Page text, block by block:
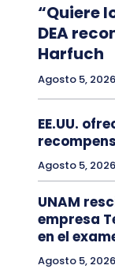
“Quiere
DEA
Harfuch
Agosto 5, 2026
EE.UU.
Agosto 5, 2026
UNAM
empresa
en el
Agosto 5, 2026